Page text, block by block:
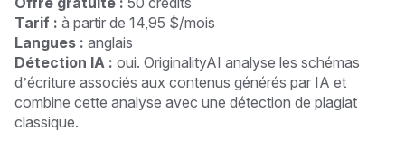
Tarif : à partir de 14,95 $/mois
Langues : anglais
Détection IA : oui. OriginalityAI analyse les schémas
d’écriture associés aux contenus générés par IA et
combine cette analyse avec une détection de plagiat
classique.